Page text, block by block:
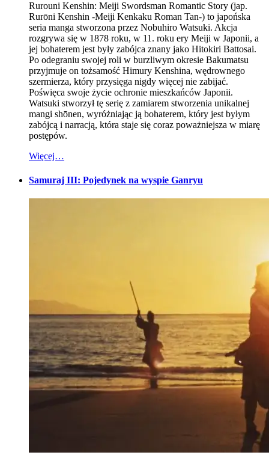
Rurouni Kenshin: Meiji Swordsman Romantic Story (jap.
Rurōni Kenshin -Meiji Kenkaku Roman Tan-) to japońska
seria manga stworzona przez Nobuhiro Watsuki. Akcja
rozgrywa się w 1878 roku, w 11. roku ery Meiji w Japonii, a
jej bohaterem jest były zabójca znany jako Hitokiri Battosai.
Po odegraniu swojej roli w burzliwym okresie Bakumatsu
przyjmuje on tożsamość Himury Kenshina, wędrownego
szermierza, który przysięga nigdy więcej nie zabijać.
Poświęca swoje życie ochronie mieszkańców Japonii.
Watsuki stworzył tę serię z zamiarem stworzenia unikalnej
mangi shōnen, wyróżniając ją bohaterem, który jest byłym
zabójcą i narracją, która staje się coraz poważniejsza w miarę
postępów.
Więcej…
Samuraj III: Pojedynek na wyspie Ganryu